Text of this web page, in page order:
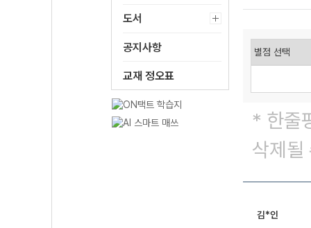
도서
공지사항
교재 정오표
* 한줄
삭제될
김*인